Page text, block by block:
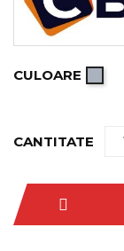
CULOARE
CANTITATE